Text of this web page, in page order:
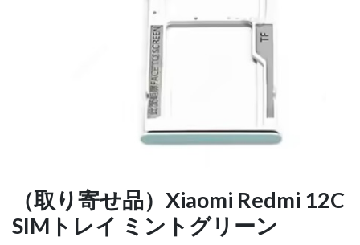
（取り寄せ品）Xiaomi Redmi 12C
SIMトレイ ミントグリーン